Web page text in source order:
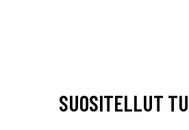
SUOSITELLUT